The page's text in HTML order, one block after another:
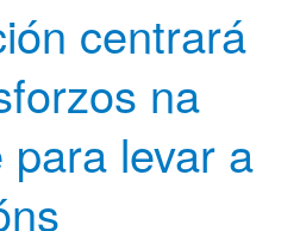
centrará
na
levar a